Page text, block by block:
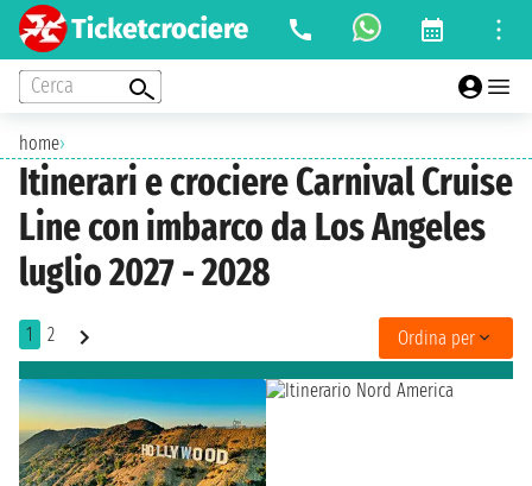
Cerca
home›
Itinerari e crociere Carnival Cruise
Line con imbarco da Los Angeles
luglio 2027 - 2028
1 2 Ordina per